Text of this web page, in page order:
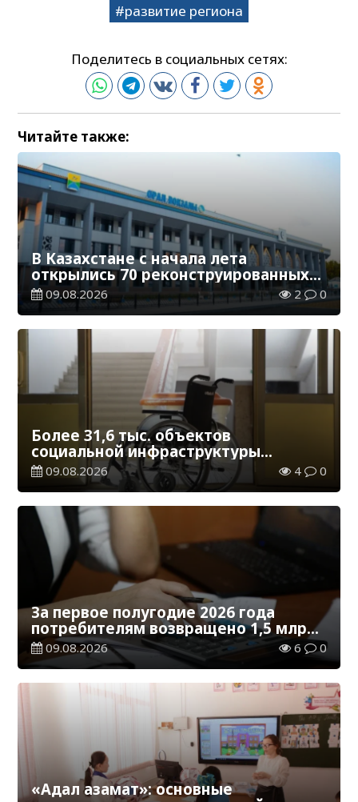
развитие региона
Поделитесь в социальных сетях:
Читайте также:
В Казахстане с начала лета
открылись 70 реконструированных
железнодорожных вокзалов
09.08.2026 2 0
Более 31,6 тыс. объектов
социальной инфраструктуры
адаптированы для лиц с
инвалидностью
09.08.2026 4 0
За первое полугодие 2026 года
потребителям возвращено 1,5 млрд
тенге
09.08.2026 6 0
«Адал азамат»: основные